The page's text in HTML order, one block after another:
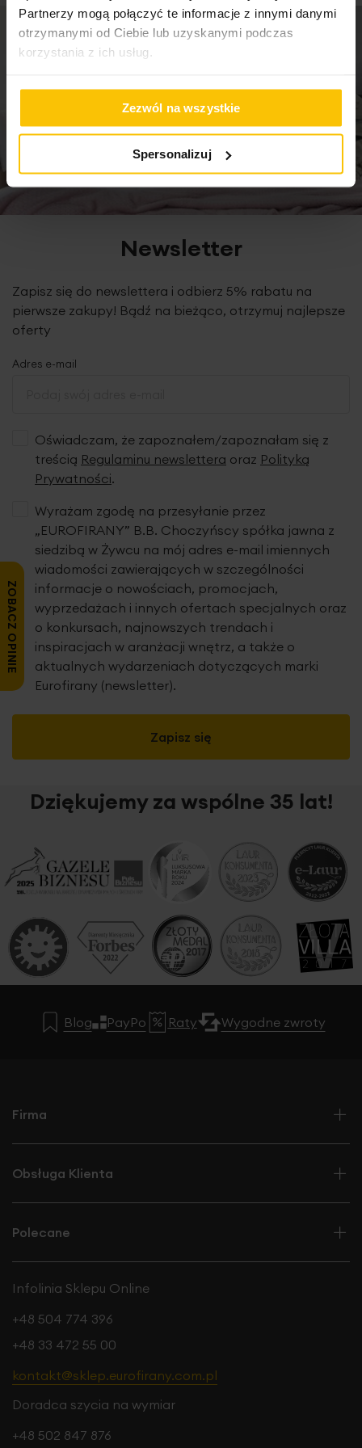
Partnerzy mogą połączyć te informacje z innymi danymi
otrzymanymi od Ciebie lub uzyskanymi podczas
korzystania z ich usług.
Zezwól na wszystkie
Spersonalizuj
poszwę na kołdrę: 160x200 cm - 1 szt
poszewkę na poduszkę: 70x80 cm - 2 szt
gramatura: 120 g/m2
Newsletter
Zapisz się do newslettera i odbierz 5% rabatu na
pierwsze zakupy! Bądź na bieżąco, otrzymuj najlepsze
oferty
Adres e-mail
Oświadczam, że zapoznałem/zapoznałam się z
treścią Regulaminu newslettera oraz Polityką
Prywatności.
Zapisz się
Wyrażam zgodę na przesyłanie przez
„EUROFIRANY” B.B. Choczyńscy spółka jawna z
siedzibą w Żywcu na mój adres e-mail imiennych
wiadomości zawierających w szczególności
informacje o nowościach, promocjach,
wyprzedażach i innych ofertach specjalnych oraz
o konkursach, najnowszych trendach i
inspiracjach w aranżacji wnętrz, a także o
aktualnych wydarzeniach dotyczących marki
Eurofirany (newsletter).
Dziękujemy za wspólne 35 lat!
Blog PayPo Raty Wygodne zwroty
Firma
Obsługa Klienta
Polecane
Infolinia Sklepu Online
+48 504 774 396
+48 33 472 55 00
kontakt@sklep.eurofirany.com.pl
Doradca szycia na wymiar
+48 502 847 876
ZOBACZ OPINIE